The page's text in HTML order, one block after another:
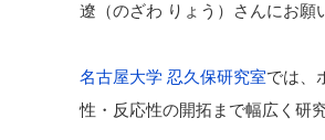
遼（のざわ りょう）さんにお願
名古屋大学 忍久保研究室では、
性・反応性の開拓まで幅広く研